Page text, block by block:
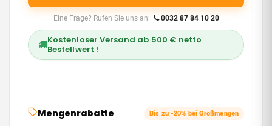
Eine Frage? Rufen Sie uns an: 0032 87 84 10 20
Kostenloser Versand ab 500 € netto
Bestellwert !
Mengenrabatte Bis zu -20% bei Großmengen